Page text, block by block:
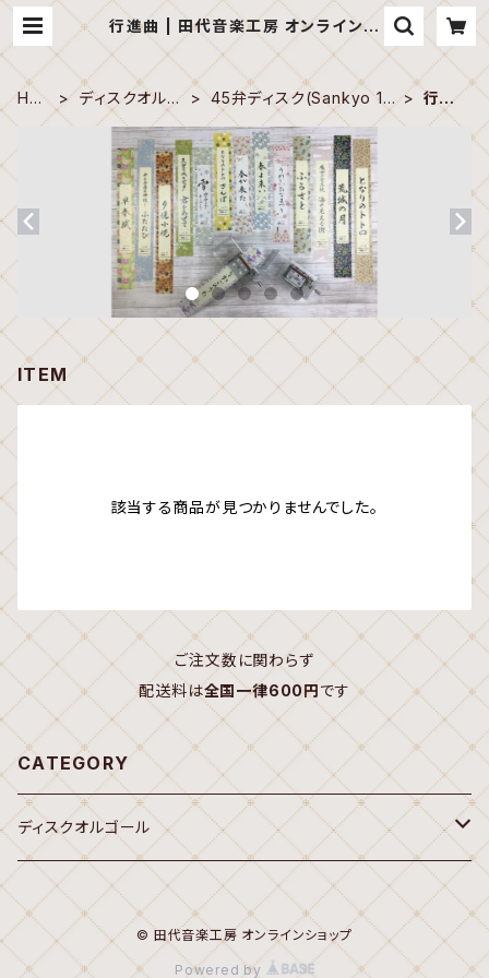
行進曲 | 田代音楽工房 オンラインシ
ョップ
HO
ディスクオルゴ
ール
45弁ディスク(Sankyo 10
-5/8")
行進
曲
ITEM
該当する商品が見つかりませんでした。
ご注文数に関わらず
配送料は全国一律600円です
CATEGORY
ディスクオルゴール
オルゴール
20弁ディスク(Sankyo,Rhythm 7")
© 田代音楽工房 オンラインショップ
Powered by